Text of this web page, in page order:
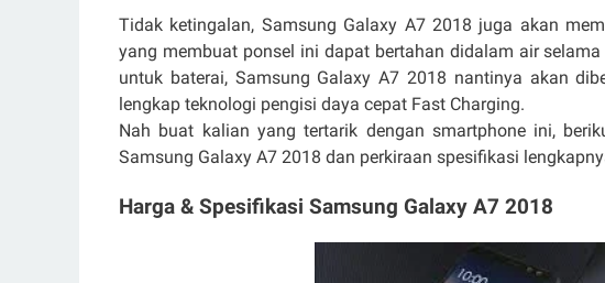
Tidak ketingalan, Samsung Galaxy A7 2018 juga akan
yang membuat ponsel ini dapat bertahan didalam air
untuk baterai, Samsung Galaxy A7 2018 nantinya akan
lengkap teknologi pengisi daya cepat Fast Charging.
Nah buat kalian yang tertarik dengan smartphone ini,
Samsung Galaxy A7 2018 dan perkiraan spesifikasi
Harga & Spesifikasi Samsung Galaxy A7 2018